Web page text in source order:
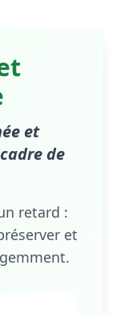
et
de
retard :
et